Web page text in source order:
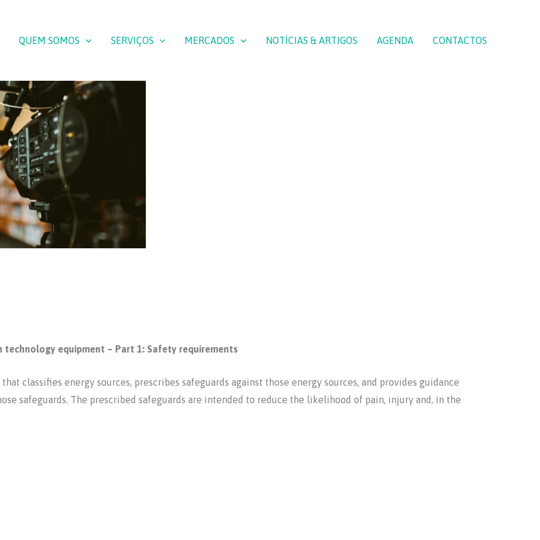
QUEM SOMOS SERVIÇOS MERCADOS NOTÍCIAS & ARTIGOS AGENDA CONTACTOS
equipment – Part 1: Safety requirements
classifies energy sources, prescribes safeguards against those energy sources, and provides guidance
safeguards. The prescribed safeguards are intended to reduce the likelihood of pain, injury and, in the